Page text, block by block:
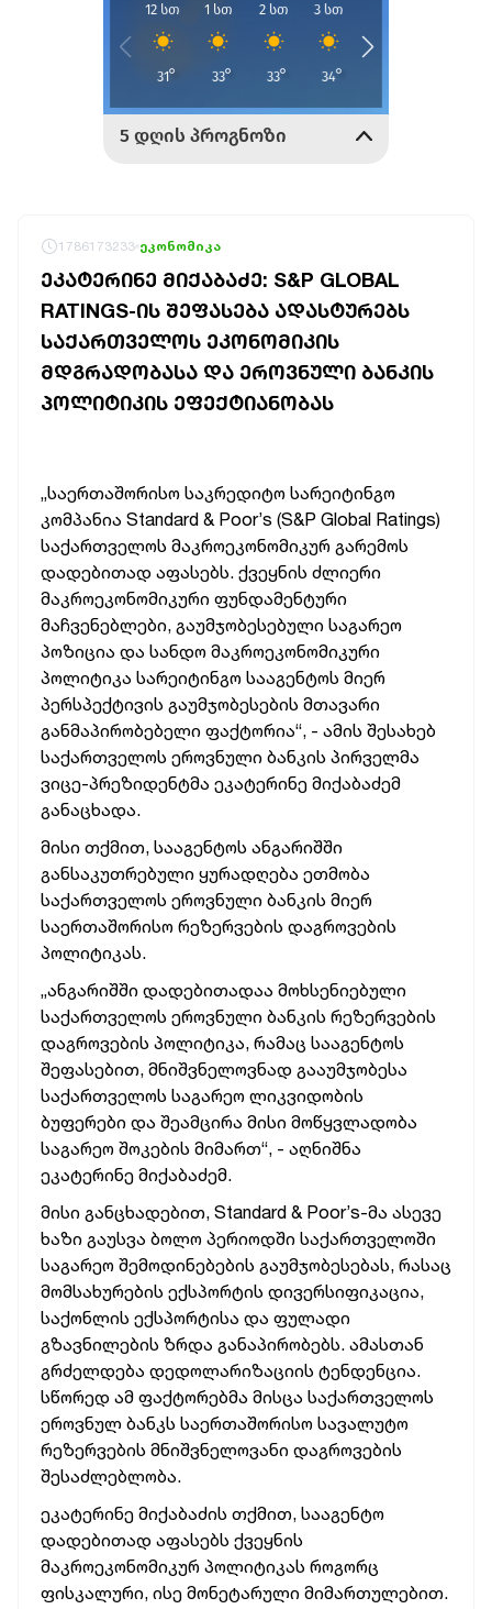
1786173233 ეკონომიკა
ᲔᲙᲐᲢᲔᲠᲘᲜᲔ ᲛᲘᲥᲐᲑᲐᲫᲔ: S&P GLOBAL
RATINGS-ᲘᲡ ᲨᲔᲤᲐᲡᲔᲑᲐ ᲐᲓᲐᲡᲢᲣᲠᲔᲑᲡ
ᲡᲐᲥᲐᲠᲗᲕᲔᲚᲝᲡ ᲔᲙᲝᲜᲝᲛᲘᲙᲘᲡ
ᲛᲓᲒᲠᲐᲓᲝᲑᲐᲡᲐ ᲓᲐ ᲔᲠᲝᲕᲜᲣᲚᲘ ᲑᲐᲜᲙᲘᲡ
ᲞᲝᲚᲘᲢᲘᲙᲘᲡ ᲔᲤᲔᲥᲢᲘᲐᲜᲝᲑᲐᲡ
„საერთაშორისო საკრედიტო სარეიტინგო
კომპანია Standard & Poor’s (S&P Global Ratings)
საქართველოს მაკროეკონომიკურ გარემოს
დადებითად აფასებს. ქვეყნის ძლიერი
მაკროეკონომიკური ფუნდამენტური
მაჩვენებლები, გაუმჯობესებული საგარეო
პოზიცია და სანდო მაკროეკონომიკური
პოლიტიკა სარეიტინგო სააგენტოს მიერ
პერსპექტივის გაუმჯობესების მთავარი
განმაპირობებელი ფაქტორია“, - ამის შესახებ
საქართველოს ეროვნული ბანკის პირველმა
ვიცე-პრეზიდენტმა ეკატერინე მიქაბაძემ
განაცხადა.
მისი თქმით, სააგენტოს ანგარიშში
განსაკუთრებული ყურადღება ეთმობა
საქართველოს ეროვნული ბანკის მიერ
საერთაშორისო რეზერვების დაგროვების
პოლიტიკას.
„ანგარიშში დადებითადაა მოხსენიებული
საქართველოს ეროვნული ბანკის რეზერვების
დაგროვების პოლიტიკა, რამაც სააგენტოს
შეფასებით, მნიშვნელოვნად გააუმჯობესა
საქართველოს საგარეო ლიკვიდობის
ბუფერები და შეამცირა მისი მოწყვლადობა
საგარეო შოკების მიმართ“, - აღნიშნა
ეკატერინე მიქაბაძემ.
მისი განცხადებით, Standard & Poor’s-მა ასევე
ხაზი გაუსვა ბოლო პერიოდში საქართველოში
საგარეო შემოდინებების გაუმჯობესებას, რასაც
მომსახურების ექსპორტის დივერსიფიკაცია,
საქონლის ექსპორტისა და ფულადი
გზავნილების ზრდა განაპირობებს. ამასთან
გრძელდება დედოლარიზაციის ტენდენცია.
სწორედ ამ ფაქტორებმა მისცა საქართველოს
ეროვნულ ბანკს საერთაშორისო სავალუტო
რეზერვების მნიშვნელოვანი დაგროვების
შესაძლებლობა.
ეკატერინე მიქაბაძის თქმით, სააგენტო
დადებითად აფასებს ქვეყნის
მაკროეკონომიკურ პოლიტიკას როგორც
ფისკალური, ისე მონეტარული მიმართულებით.